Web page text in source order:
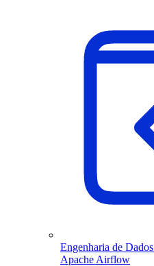
Engenharia de
Apache Airflow